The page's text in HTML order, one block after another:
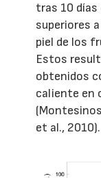
tras 10 días
superiores
piel de los
Estos
obtenidos
caliente en
et al., 2010).